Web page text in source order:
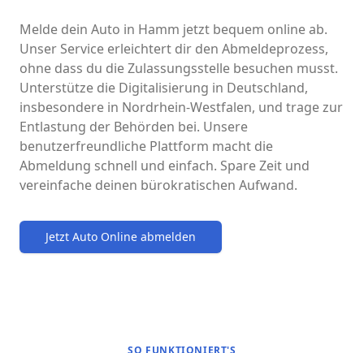
Melde dein Auto in Hamm jetzt bequem online ab.
Unser Service erleichtert dir den Abmeldeprozess,
ohne dass du die Zulassungsstelle besuchen musst.
Unterstütze die Digitalisierung in Deutschland,
insbesondere in Nordrhein-Westfalen, und trage zur
Entlastung der Behörden bei. Unsere
benutzerfreundliche Plattform macht die
Abmeldung schnell und einfach. Spare Zeit und
vereinfache deinen bürokratischen Aufwand.
Jetzt Auto Online abmelden
SO FUNKTIONIERT'S